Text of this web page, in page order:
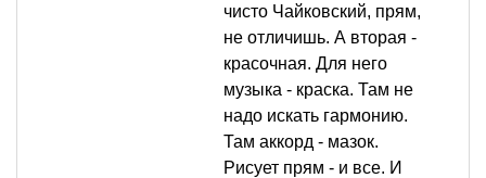
чисто Чайковский, прям,
не отличишь. А вторая -
красочная. Для него
музыка - краска. Там не
надо искать гармонию.
Там аккорд - мазок.
Рисует прям - и все. И